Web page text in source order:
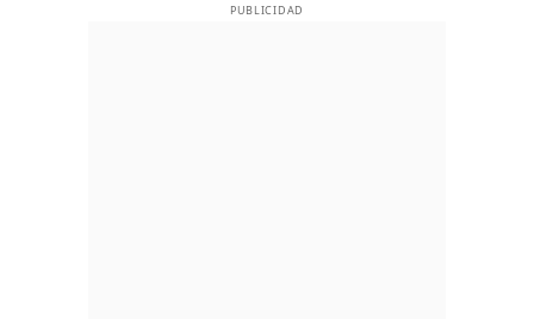
PUBLICIDAD